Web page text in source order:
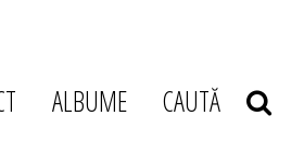
ALBUME CAUTĂ